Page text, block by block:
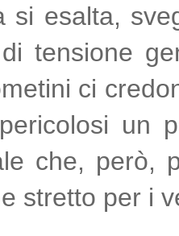
si esalta,
tensione
ci
un
che, però,
stretto per i